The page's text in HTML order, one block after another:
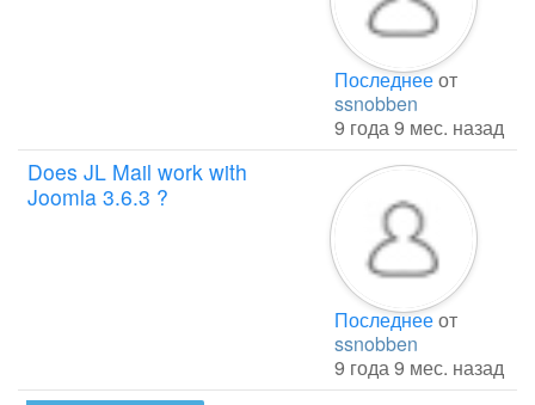
Последнееот
ssnobben
9 года 9 мес. назад
Does JL Mail work with
Joomla 3.6.3 ?
Последнееот
ssnobben
9 года 9 мес. назад